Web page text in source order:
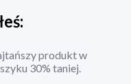
produkt w
30% taniej.